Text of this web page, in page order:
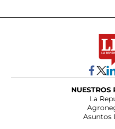
NUESTROS
La
Asuntos